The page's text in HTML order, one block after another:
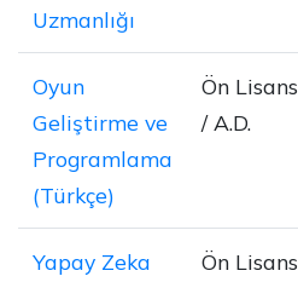
Uzmanlığı
Oyun
Geliştirme ve
Programlama
(Türkçe)
Ön Lisans
/ A.D.
Yapay Zeka
Ön Lisans